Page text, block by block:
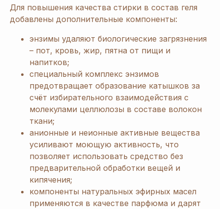
Для повышения качества стирки в состав геля
добавлены дополнительные компоненты:
энзимы удаляют биологические загрязнения
– пот, кровь, жир, пятна от пищи и
напитков;
специальный комплекс энзимов
предотвращает образование катышков за
счёт избирательного взаимодействия с
молекулами целлюлозы в составе волокон
ткани;
анионные и неионные активные вещества
усиливают моющую активность, что
позволяет использовать средство без
предварительной обработки вещей и
кипячения;
компоненты натуральных эфирных масел
применяются в качестве парфюма и дарят